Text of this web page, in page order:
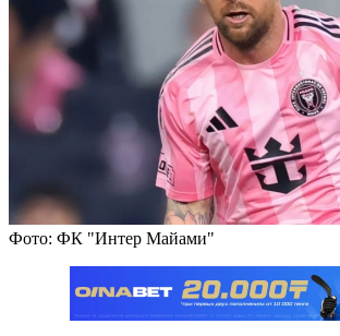
Фото: ФК "Интер Майами"